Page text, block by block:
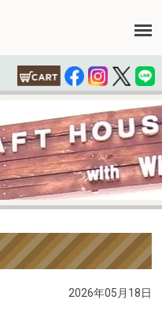
2026年05月18日